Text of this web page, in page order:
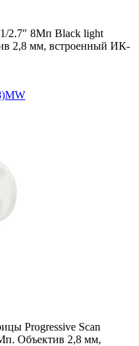
1/2.7″ 8Мп Black light
2,8 мм, встроенный ИК-
Progressive Scan
Объектив 2,8 мм,